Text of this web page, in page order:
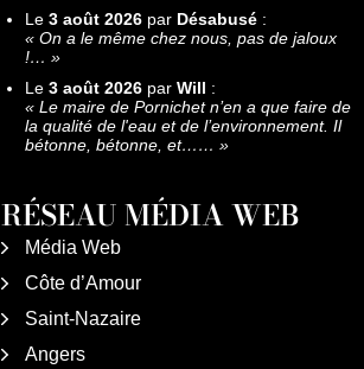
Le 3 août 2026 par Désabusé :
« On a le même chez nous, pas de jaloux
!… »
Le 3 août 2026 par Will :
« Le maire de Pornichet n’en a que faire de
la qualité de l'eau et de l’environnement. Il
bétonne, bétonne, et…… »
RÉSEAU MÉDIA WEB
Média Web
Côte d’Amour
Saint-Nazaire
Angers